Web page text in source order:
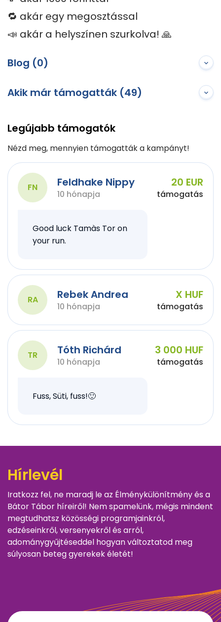
🔁 akár egy megosztással
📣 akár a helyszínen szurkolva! 🙏
Blog (0)
Akik már támogatták (49)
Legújabb támogatók
Nézd meg, mennyien támogatták a kampányt!
FN Feldhake Nippy
10 hónapja
20 EUR
támogatás
Good luck Tamàs Tor on
your run.
RA Rebek Andrea
10 hónapja
X HUF
támogatás
TR Tóth Richárd
10 hónapja
3 000 HUF
támogatás
Fuss, Süti, fuss!🙂
Hírlevél
Iratkozz fel, ne maradj le az Élménykülönítmény és a
Bátor Tábor híreiről! Nem spamelünk, mégis mindent
megtudhatsz közösségi programjainkról,
edzéseinkről, versenyekről és arról,
adománygyűjtéseddel hogyan változtatod meg
súlyosan beteg gyerekek életét!